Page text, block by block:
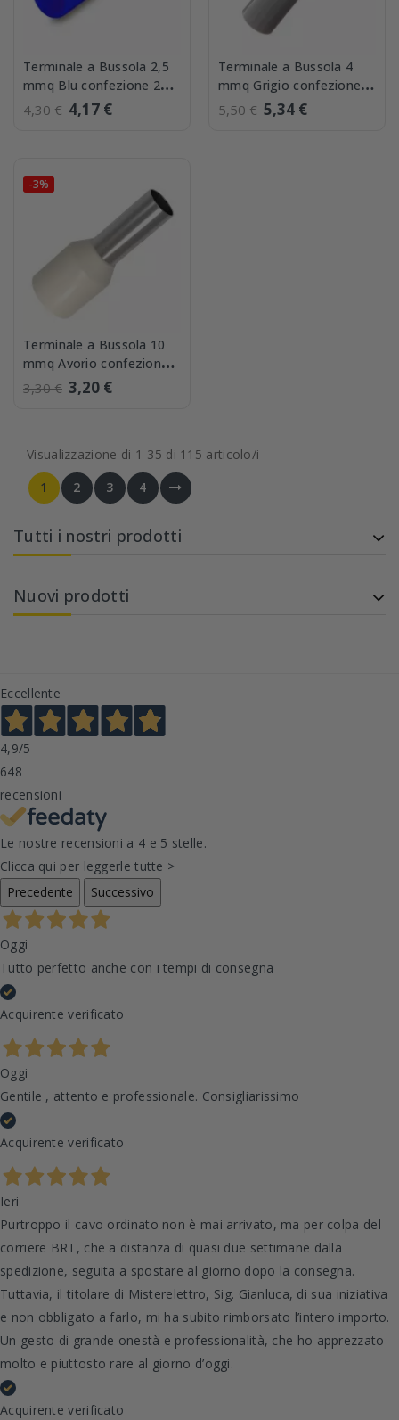
Terminale a Bussola 2,5
mmq Blu confezione 250
pezzi BMM 00506
4,30 € 4,17 €
Terminale a Bussola 4
mmq Grigio confezione
200 pezzi BMM 00508
5,50 € 5,34 €
-3%
Terminale a Bussola 10
mmq Avorio confezione
50 pezzi BMM 00512
3,30 € 3,20 €
Visualizzazione di 1-35 di 115 articolo/i
1
2 3 4
Tutti i nostri prodotti
Nuovi prodotti
Eccellente
4,9/5
648
recensioni
Le nostre recensioni a 4 e 5 stelle.
Clicca qui per leggerle tutte >
Precedente
Successivo
Oggi
Tutto perfetto anche con i tempi di consegna
Acquirente verificato
Oggi
Gentile , attento e professionale. Consigliarissimo
Acquirente verificato
Ieri
Purtroppo il cavo ordinato non è mai arrivato, ma per colpa del
corriere BRT, che a distanza di quasi due settimane dalla
spedizione, seguita a spostare al giorno dopo la consegna.
Tuttavia, il titolare di Misterelettro, Sig. Gianluca, di sua iniziativa
e non obbligato a farlo, mi ha subito rimborsato l’intero importo.
Un gesto di grande onestà e professionalità, che ho apprezzato
molto e piuttosto rare al giorno d’oggi.
Acquirente verificato